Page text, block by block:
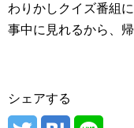
わりかしクイズ番組
事中に見れるから、
シェアする